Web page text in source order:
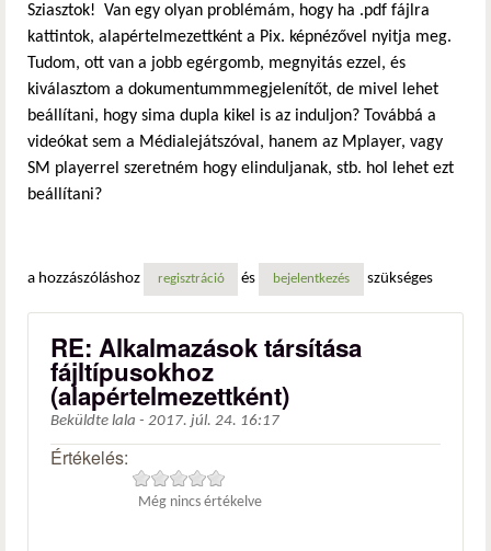
Sziasztok! Van egy olyan problémám, hogy ha .pdf fájlra
kattintok, alapértelmezettként a Pix. képnézővel nyitja meg.
Tudom, ott van a jobb egérgomb, megnyitás ezzel, és
kiválasztom a dokumentummmegjelenítőt, de mivel lehet
beállítani, hogy sima dupla kikel is az induljon? Továbbá a
videókat sem a Médialejátszóval, hanem az Mplayer, vagy
SM playerrel szeretném hogy elinduljanak, stb. hol lehet ezt
beállítani?
a hozzászóláshoz regisztráció és bejelentkezés szükséges
RE: Alkalmazások társítása
fájltípusokhoz
(alapértelmezettként)
Beküldte lala - 2017. júl. 24. 16:17
Értékelés:
Még nincs értékelve